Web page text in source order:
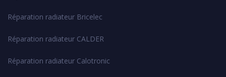
Réparation radiateur Bricelec
Réparation radiateur CALDER
Réparation radiateur Calotronic